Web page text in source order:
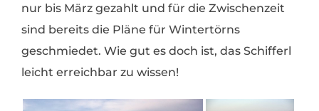
nur bis März gezahlt und für die Zwischenzeit
sind bereits die Pläne für Wintertörns
geschmiedet. Wie gut es doch ist, das Schifferl
leicht erreichbar zu wissen!